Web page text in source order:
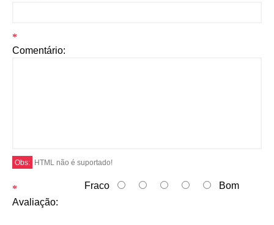
Comentário:
Obs: HTML não é suportado!
Avaliação:
Fraco Bom